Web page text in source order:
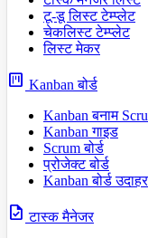
टू-डू लिस्ट टेम्प्लेट
चेकलिस्ट टेम्प्लेट
लिस्ट मेकर
view_kanban Kanban बोर्ड
Kanban बनाम
Kanban गाइड
Scrum बोर्ड
प्रोजेक्ट बोर्ड
Kanban बोर्ड
task टास्क मैनेजर